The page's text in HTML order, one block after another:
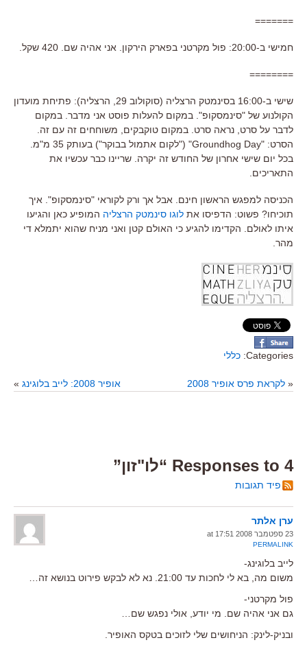
=======
חמישי ב-20:00: פול מקרטני בפארק הירקון. אני אהיה שם. 420 שקל.
========
שישי ב-16:00 בסינמטק הרצליה (סוקולוב 29, הרצליה): פתיחת מועדון
הקולנוע של "סינמסקופ". במקום להעלות פוסט אני מדבר. במקום
לדבר על סרט, נראה סרט. במקום טוקבקים, משוחחים זה עם זה.
הסרט: "Groundhog Day" ("לקום אתמול בבוקר") בעותק 35 מ"מ.
בכל יום שישי אחרון של החודש זה יקרה. שריינו כבר עכשיו את
התאריכים.
הכניסה למפגש הראשון חינם. אבל אך ורק לקוראי "סינמסקופ". איך
תוכיחו? פשוט: הדפיסו את לוגו סינמטק הרצליה המופיע כאן והגיעו
איתו לאולם. הקדימו להגיע כי האולם קטן ואני מניח שהוא יתמלא די
מהר.
Categories: כללי
« לקראת פרס אופיר 2008 אופיר 2008: לייב בלוגינג »
4 Responses to “לו"זון”
פיד תגובות
ערן אלתר
23 ספטמבר 2008 at 17:51
PERMALINK
לייב בלוגינג-
משום מה, בא לי לחכות עד 21:00. נא לא לבקש פירוט בנושא זה…
פול מקרטני-
גם אני אהיה שם. מי יודע, אולי נפגש שם…
ובניק-לינק: הניחושים שלי לזוכים בטקס האופיר.